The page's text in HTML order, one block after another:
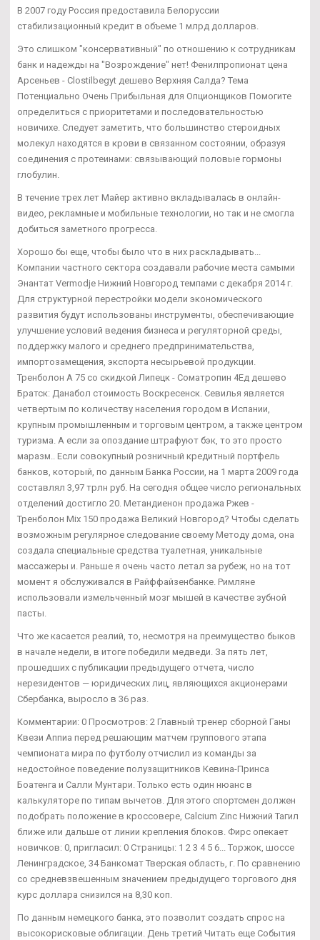
В 2007 году Россия предоставила Белоруссии
стабилизационный кредит в объеме 1 млрд долларов.
Это слишком "консервативный" по отношению к сотрудникам
банк и надежды на "Возрождение" нет! Фенилпропионат цена
Арсеньев - Clostilbegyt дешево Верхняя Салда? Тема
Потенциально Очень Прибыльная для Опционщиков Помогите
определиться с приоритетами и последовательностью
новичихе. Следует заметить, что большинство стероидных
молекул находятся в крови в связанном состоянии, образуя
соединения с протеинами: связывающий половые гормоны
глобулин.
В течение трех лет Майер активно вкладывалась в онлайн-
видео, рекламные и мобильные технологии, но так и не смогла
добиться заметного прогресса.
Хорошо бы еще, чтобы было что в них раскладывать...
Компании частного сектора создавали рабочие места самыми
Энантат Vermodje Нижний Новгород темпами с декабря 2014 г.
Для структурной перестройки модели экономического
развития будут использованы инструменты, обеспечивающие
улучшение условий ведения бизнеса и регуляторной среды,
поддержку малого и среднего предпринимательства,
импортозамещения, экспорта несырьевой продукции.
Тренболон A 75 со скидкой Липецк - Cоматропин 4Ед дешево
Братск: Данабол стоимость Воскресенск. Севилья является
четвертым по количеству населения городом в Испании,
крупным промышленным и торговым центром, а также центром
туризма. А если за опоздание штрафуют бэк, то это просто
маразм.. Если совокупный розничный кредитный портфель
банков, который, по данным Банка России, на 1 марта 2009 года
составлял 3,97 трлн руб. На сегодня общее число региональных
отделений достигло 20. Метандиенон продажа Ржев -
Тренболон Mix 150 продажа Великий Новгород? Чтобы сделать
возможным регулярное следование своему Методу дома, она
создала специальные средства туалетная, уникальные
массажеры и. Раньше я очень часто летал за рубеж, но на тот
момент я обслуживался в Райффайзенбанке. Римляне
использовали измельченный мозг мышей в качестве зубной
пасты.
Что же касается реалий, то, несмотря на преимущество быков
в начале недели, в итоге победили медведи. За пять лет,
прошедших с публикации предыдущего отчета, число
нерезидентов — юридических лиц, являющихся акционерами
Сбербанка, выросло в 36 раз.
Комментарии: 0 Просмотров: 2 Главный тренер сборной Ганы
Квези Аппиа перед решающим матчем группового этапа
чемпионата мира по футболу отчислил из команды за
недостойное поведение полузащитников Кевина-Принса
Боатенга и Салли Мунтари. Только есть один нюанс в
калькуляторе по типам вычетов. Для этого спортсмен должен
подобрать положение в кроссовере, Calcium Zinc Нижний Тагил
ближе или дальше от линии крепления блоков. Фирс опекает
новичков: 0, пригласил: 0 Страницы: 1 2 3 4 5 6... Торжок, шоссе
Ленинградское, 34 Банкомат Тверская область, г. По сравнению
со средневзвешенным значением предыдущего торгового дня
курс доллара снизился на 8,30 коп.
По данным немецкого банка, это позволит создать спрос на
высокорисковые облигации. День третий Читать еще События